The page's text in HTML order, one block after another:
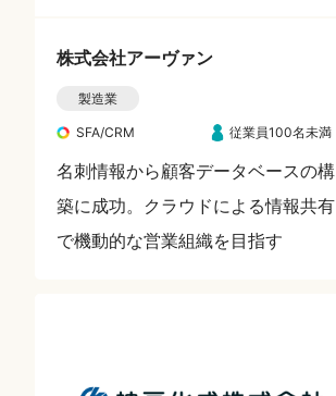
株式会社アーヴァン
製造業
SFA/CRM 従業員100名未満
名刺情報から顧客データベースの構
築に成功。クラウドによる情報共有
で機動的な営業組織を目指す